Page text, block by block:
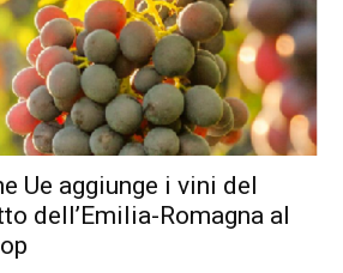
Ue aggiunge i vini del
dell’Emilia-Romagna al